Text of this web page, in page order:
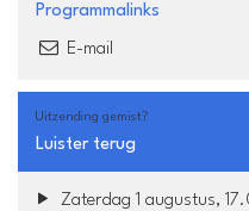
Programmalinks
E-mail
Uitzending gemist?
Luister terug
Zaterdag 1 augustus,